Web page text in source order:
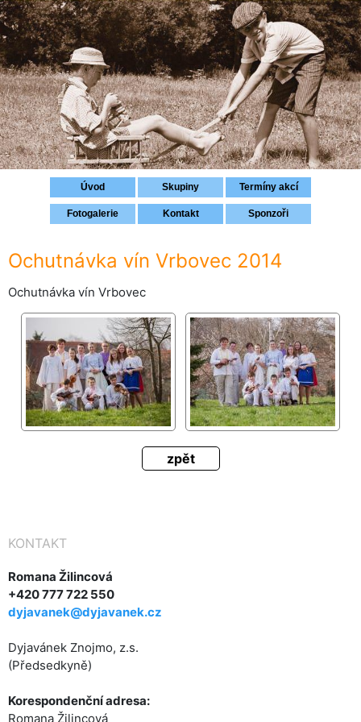
Přihlášení
Úvod Skupiny Termíny akcí
Fotogalerie Kontakt Sponzoři
Ochutnávka vín Vrbovec 2014
Ochutnávka vín Vrbovec
zpět
KONTAKT
Romana Žilincová
+420 777 722 550
dyjavanek@dyjavanek.cz
Dyjavánek Znojmo, z.s.
(Předsedkyně)
Korespondenční adresa:
Romana Žilincová